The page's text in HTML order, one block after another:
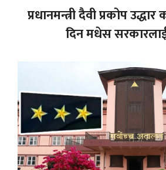
प्रधानमन्त्री दैवी प्रकोप
दिन मधेस